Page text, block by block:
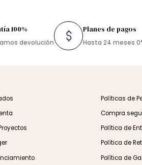
devolución Hasta 24